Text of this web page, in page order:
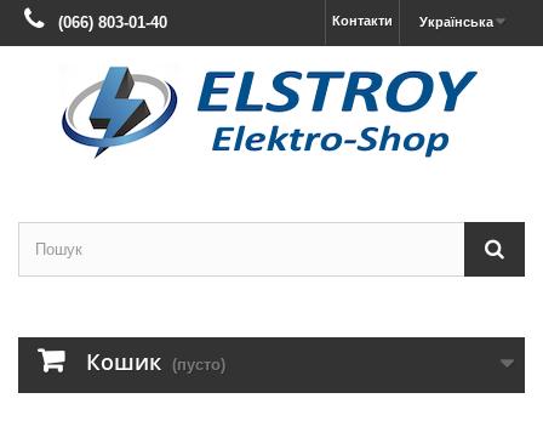
Українська
Контакти
(066) 803-01-40
Кошик (пусто)